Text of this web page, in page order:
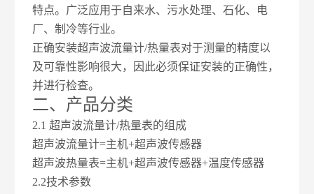
特点。广泛应用于自来水、污水处理、石化、电
厂、制冷等行业。
正确安装超声波流量计/热量表对于测量的精度以
及可靠性影响很大，因此必须保证安装的正确性，
并进行检查。
二、产品分类
2.1 超声波流量计/热量表的组成
超声波流量计=主机+超声波传感器
超声波热量表=主机+超声波传感器+温度传感器
2.2技术参数